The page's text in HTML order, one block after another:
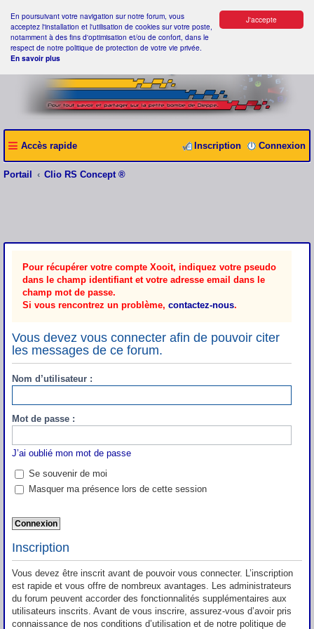
J'accepte
En poursuivant votre navigation sur notre forum, vous
acceptez l'installation et l'utilisation de cookies sur votre poste,
notamment à des fins d'optimisation et/ou de confort, dans le
respect de notre politique de protection de votre vie privée.
En savoir plus
Accès rapide Connexion
Inscription
Portail Clio RS Concept ®
Pour récupérer votre compte Xooit, indiquez votre pseudo
dans le champ identifiant et votre adresse email dans le
champ mot de passe.
Si vous rencontrez un problème, contactez-nous.
Vous devez vous connecter afin de pouvoir citer
les messages de ce forum.
Nom d’utilisateur :
Mot de passe :
J’ai oublié mon mot de passe
Se souvenir de moi
Masquer ma présence lors de cette session
Inscription
Vous devez être inscrit avant de pouvoir vous connecter. L’inscription
est rapide et vous offre de nombreux avantages. Les administrateurs
du forum peuvent accorder des fonctionnalités supplémentaires aux
utilisateurs inscrits. Avant de vous inscrire, assurez-vous d’avoir pris
connaissance de nos conditions d’utilisation et de notre politique de